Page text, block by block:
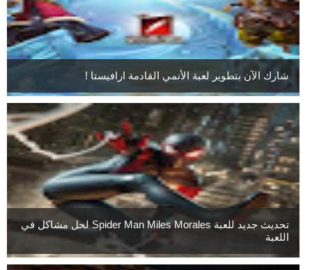
شارك الآن بتطوير لعبة الأنمي القادمة ارافيستا !
تحديث جديد للعبة Spider Man Miles Morales لحل مشاكل في
اللعبة